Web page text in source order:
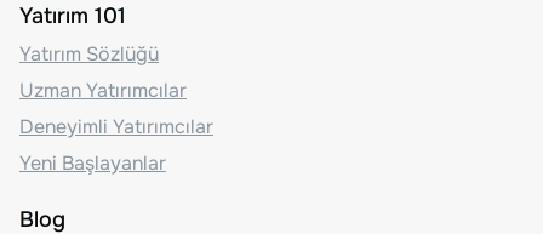
Yatırım 101
Yatırım Sözlüğü
Uzman Yatırımcılar
Deneyimli Yatırımcılar
Yeni Başlayanlar
Blog